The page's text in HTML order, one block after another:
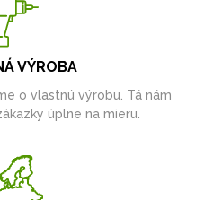
VÝROBA
o vlastnú výrobu. Tá nám
úplne na mieru.